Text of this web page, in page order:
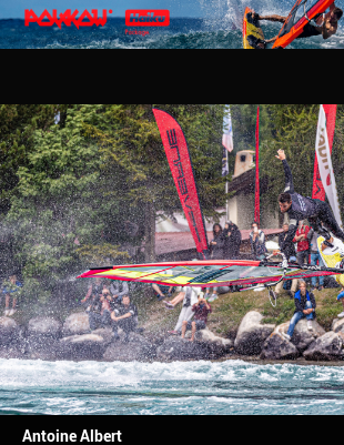
Antoine Albert